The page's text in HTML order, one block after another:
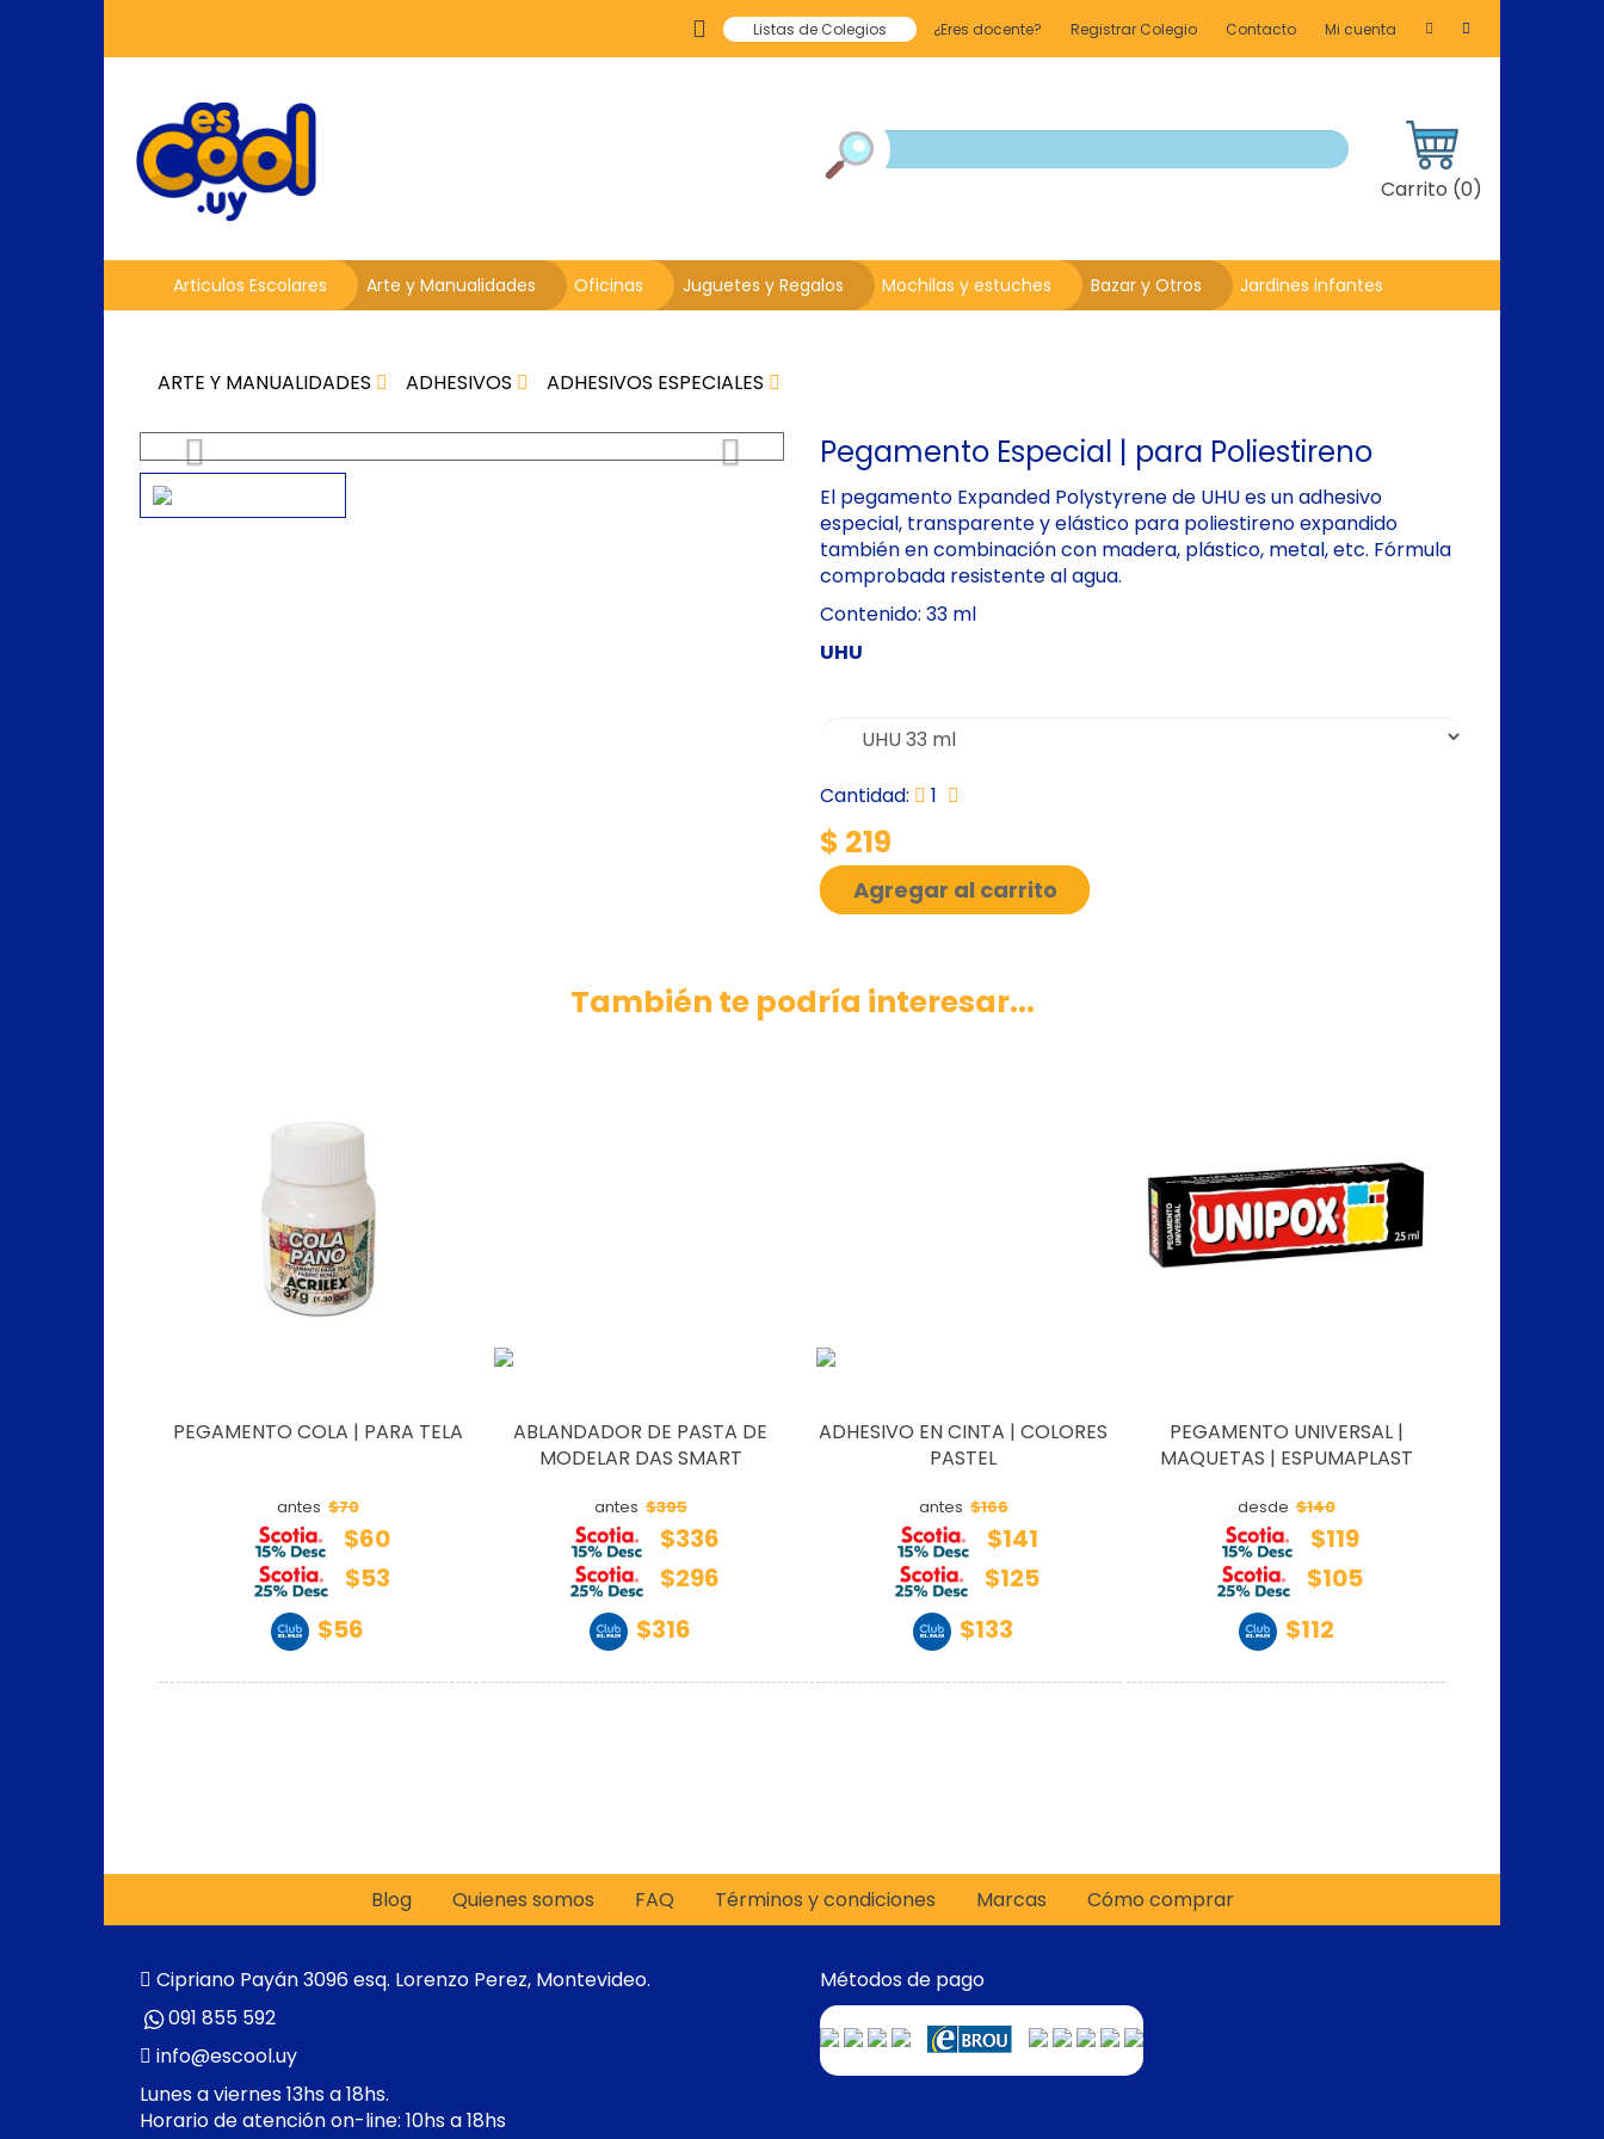
Listas de Colegios ¿Eres docente? Registrar Colegio Contacto Mi cuenta
Carrito (0)
Articulos Escolares Arte y Manualidades Oficinas Juguetes y Regalos Mochilas y estuches Bazar y Otros Jardines infantes
ARTE Y MANUALIDADES ADHESIVOS ADHESIVOS ESPECIALES
Previous Next Pegamento Especial | para Poliestireno
El pegamento Expanded Polystyrene de UHU es un adhesivo
especial, transparente y elástico para poliestireno expandido
también en combinación con madera, plástico, metal, etc. Fórmula
comprobada resistente al agua.
Contenido: 33 ml
UHU
Cantidad: 1
$ 219
Agregar al carrito
También te podría interesar...
PEGAMENTO COLA | PARA TELA
antes $70
$60
$53
$56
ABLANDADOR DE PASTA DE
MODELAR DAS SMART
antes $395
$336
$296
$316
ADHESIVO EN CINTA | COLORES
PASTEL
antes $166
$141
$125
$133
PEGAMENTO UNIVERSAL |
MAQUETAS | ESPUMAPLAST
desde $140
$119
$105
$112
Blog Quienes somos FAQ Términos y condiciones Marcas Cómo comprar
Cipriano Payán 3096 esq. Lorenzo Perez, Montevideo.
091 855 592
info@escool.uy
Lunes a viernes 13hs a 18hs.
Horario de atención on-line: 10hs a 18hs
Métodos de pago